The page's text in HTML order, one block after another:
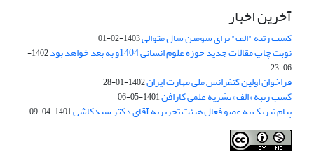
آخرین اخبار
کسب رتبه "الف" برای سومین سال متوالی1403-02-01
نوبت چاپ مقالات جدید حوزه علوم انسانی 1404و به بعد خواهد بود
1402-
06-23
فراخوان اولین کنفرانس ملی مهارت ایران1402-01-28
کسب رتبه «الف» نشریه علمی کارافن1401-05-06
پیام تبریک به عضو فعال هیئت تحریریه آقای دکتر سیدکاشی1401-04-09